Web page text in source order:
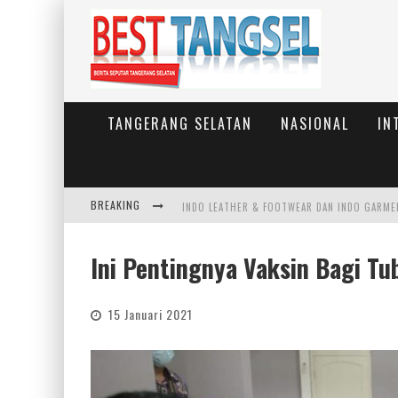
TANGERANG SELATAN NASIONAL
BREAKING
JUMAT BERKAH, BRI BEKASI HARAPAN INDAH
Ini Pentingnya Vaksin Bagi
15 Januari 2021